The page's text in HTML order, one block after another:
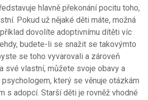
hlavně překonání pocitu toho,
Pokud už nějaké děti máte, možná
dovolíte adoptivnímu dítěti víc
budete-li se snažit se takovýmto
se toho vyvarovali a zároveň
své vlastní, můžete svoje obavy a
který se věnuje otázkám
s adopcí. Starší děti je rovněž vhodné